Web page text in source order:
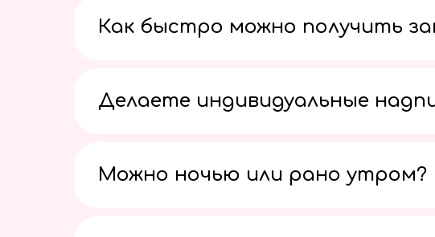
Как быстро можно получить
Делаете индивидуальные
Можно ночью или рано утром?